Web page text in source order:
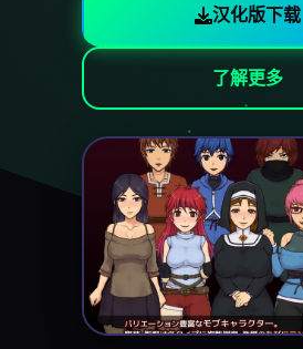
汉化版下载
了解更多